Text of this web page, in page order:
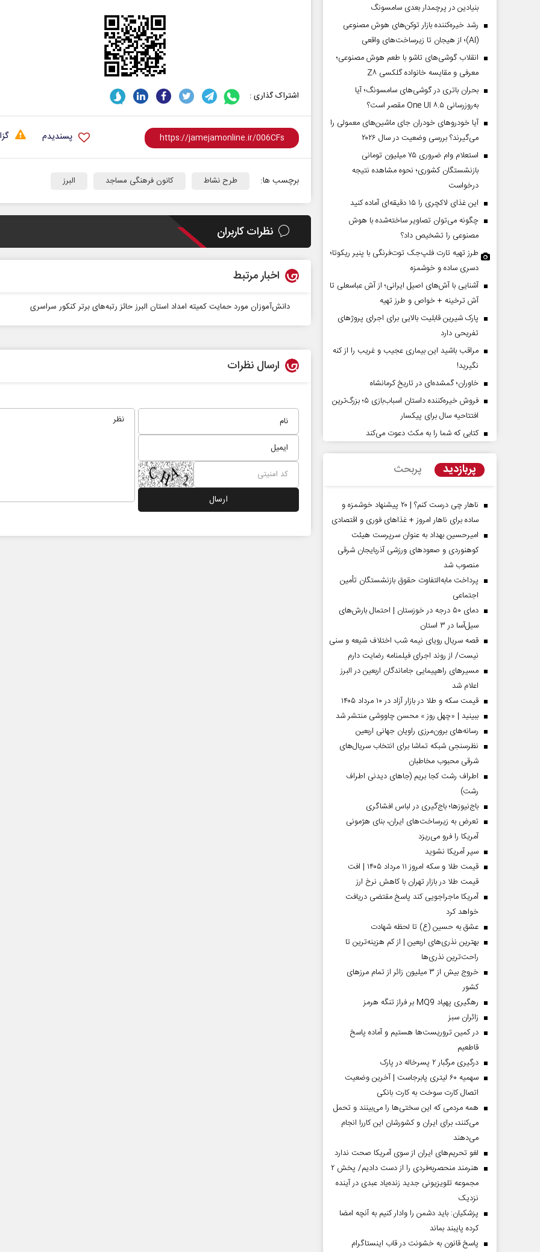
اشتراک گذاری :
پسندیدم
برچسب ها: طرح نشاط کانون فرهنگی مساجد البرز
نظرات کاربران
اخبار مرتبط
دانش‌آموزان مورد حمایت کمیته امداد استان البرز حائز رتبه‌های برتر کنکور سراسری
ارسال نظرات
بنیادین در پرچمدار بعدی سامسونگ
رشد خیره‌کننده بازار توکن‌های هوش مصنوعی
(AI)؛ از هیجان تا زیرساخت‌های واقعی
انقلاب گوشی‌های تاشو‌ با طعم هوش مصنوعی؛
معرفی و مقایسه خانواده گلکسی Z۸
بحران باتری در گوشی‌های سامسونگ؛ آیا
به‌روزرسانی One UI ۸.۵ مقصر است؟
آیا خودروهای خودران جای ماشین‌های معمولی را
می‌گیرند؟ بررسی وضعیت در سال ۲۰۲۶
استعلام وام ضروری ۷۵ میلیون تومانی
بازنشستگان کشوری؛ نحوه مشاهده نتیجه
درخواست
این غذای لاکچری را ۱۵ دقیقه‌ای آماده کنید
چگونه می‌توان تصاویر ساخته‌شده با هوش
مصنوعی را تشخیص داد؟
طرز تهیه تارت فلپ‌جک توت‌فرنگی با پنیر ریکوتا؛
دسری ساده و خوشمزه
آشنایی با آش‌های اصیل ایرانی؛ از آش عباسعلی تا
آش ترخینه + خواص و طرز تهیه
پارک شیرین قابلیت‌ بالایی برای اجرای پروژهای
تفریحی دارد
مراقب باشید این بیماری عجیب و غریب را از کنه
نگیرید!
خاوران؛ گمشده‌ای در تاریخ کرمانشاه
فروش خیره‌کننده داستان اسباب‌بازی ۵؛ بزرگ‌ترین
افتتاحیه سال برای پیکسار
کتابی که شما را به مکث دعوت می‌کند
پربازدید پربحث
ناهار چی درست کنم؟ | ۲۰ پیشنهاد خوشمزه و
ساده برای ناهار امروز + غذاهای فوری و اقتصادی
امیرحسین بهداد به عنوان سرپرست هیئت
کوهنوردی و صعودهای ورزشی آذربایجان شرقی
منصوب شد
پرداخت مابه‌التفاوت حقوق بازنشستگان تأمین
اجتماعی
دمای ۵۰ درجه در خوزستان | احتمال بارش‌های
سیل‌آسا در ۳ استان
قصه سریال رویای نیمه شب اختلاف شیعه و سنی
نیست/ از روند اجرای فیلمنامه رضایت دارم
مسیر‌های راهپیمایی جاماندگان اربعین در البرز
اعلام شد
قیمت سکه و طلا در بازار آزاد در ۱۰ مرداد ۱۴۰۵
ببینید | «چهل روز » محسن چاووشی منتشر شد
رسانه‌های برون‌مرزی راویان جهانی اربعین
نظرسنجی شبکه تماشا برای انتخاب سریال‌های
شرقی محبوب مخاطبان
اطراف رشت کجا بریم (جاهای دیدنی اطراف
رشت)
باج‌نیوزها؛ باج‌گیری در لباس افشاگری
تعرض به زیرساخت‌های ایران، بنای هژمونی
آمریکا را فرو می‌ریزد
سپر آمریکا نشوید
قیمت طلا و سکه امروز ۱۱ مرداد ۱۴۰۵ | افت
قیمت طلا در بازار تهران با کاهش نرخ ارز
آمریکا ماجراجویی کند پاسخ مقتضی دریافت
خواهد کرد
عشق به حسین (ع) تا لحظه شهادت
بهترین نذری‌های اربعین | از کم هزینه‌ترین تا
راحت‌ترین نذری‌ها
خروج بیش از ۳ میلیون زائر از تمام مرز‌های
کشور
رهگیری پهپاد MQ9 بر فراز تنگه هرمز
‌زائران سبز
در کمین تروریست‌ها هستیم و آماده پاسخ
قاطعیم
درگیری مرگبار ۲ پسرخاله در پارک
سهمیه ۶۰ لیتری پابرجاست | آخرین وضعیت
اتصال کارت سوخت به کارت بانکی
همه مردمی که این سختی‌ها را می‌بینند و تحمل
می‌کنند، برای ایران و کشورشان این کاررا انجام
می‌دهند
لغو تحریم‌های ایران از سوی آمریکا صحت ندارد
هنرمند منحصر‌به‌فردی را از دست دادیم/ پخش ۲
مجموعه تلویزیونی جدید زنده‌یاد عبدی در آینده
نزدیک
پزشکیان: باید دشمن را وادار کنیم به آنچه امضا
کرده پایبند بماند
پاسخ قانون به خشونت در قاب اینستاگرام
چرایی عقب‌نشینی ترامپ؟
جوانی - تحلیلگر مسائل سیاسی
ادعا‌های خلاف واقع آمریکا
استکبار‌
مجلس
دکتر
تهران
صفحات نخست روزنامه ها‌ی‌سه‌شنبه ۶ مردادماه